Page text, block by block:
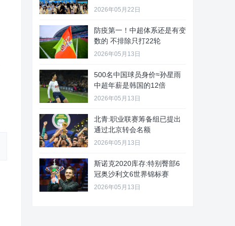
2026年05月22日
防疫第一！中超体系还是有变
数的 不排除只打22轮
2026年05月13日
500名中国球员身价≈孙星雨
中超年薪是韩国的12倍
2026年05月13日
北青:职业联赛筹备组已提出
通过北京转会名额
2026年05月13日
斯诺克2020库存:特别臀部6
冠奥沙利文6世界锦标赛
2026年05月13日